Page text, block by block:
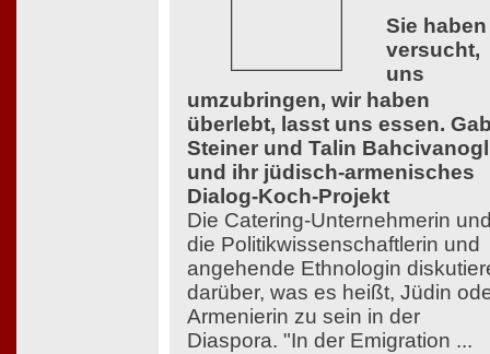
Sie haben
versucht,
uns
umzubringen, wir haben
überlebt, lasst uns essen.
Steiner und Talin
und ihr jüdisch-armenisches
Dialog-Koch-Projekt
Die Catering-Unternehmerin
die Politikwissenschaftlerin und
angehende Ethnologin
darüber, was es heißt, Jüdin
Armenierin zu sein in der
Diaspora. "In der Emigration ...